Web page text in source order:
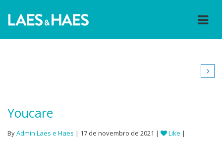
Youcare
ByAdmin Laes e Haes | 17 de novembro de 2021 | Like |